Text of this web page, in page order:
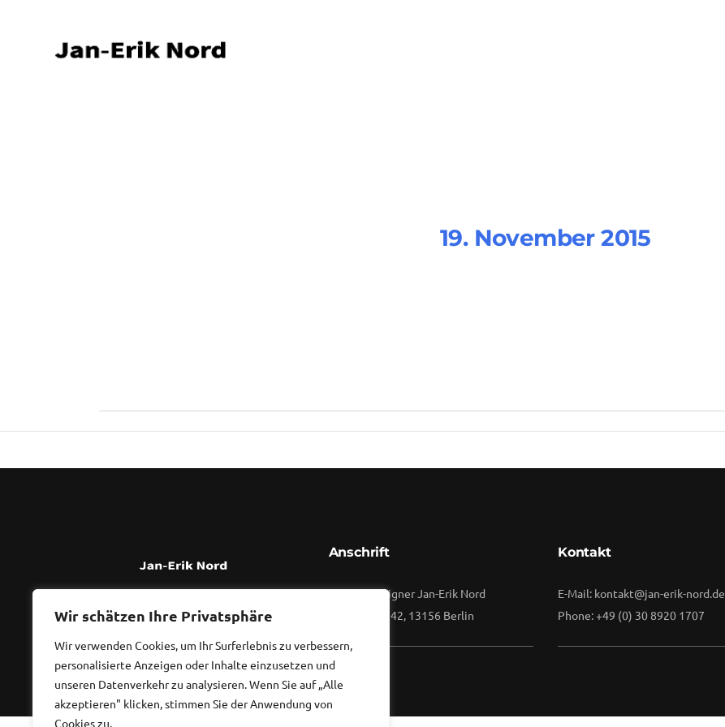
Wir schätzen Ihre Privatsphäre
Wir verwenden Cookies, um Ihr Surferlebnis zu verbessern,
personalisierte Anzeigen oder Inhalte einzusetzen und
unseren Datenverkehr zu analysieren. Wenn Sie auf „Alle
akzeptieren" klicken, stimmen Sie der Anwendung von
Cookies zu.
19. November 2015
Anschrift
Diplom Designer Jan-Erik Nord
Waldstraße 42, 13156 Berlin
Kontakt
E-Mail: kontakt@jan-erik-nord.de
Phone: +49 (0) 30 8920 1707